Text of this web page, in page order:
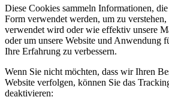
Diese Cookies sammeln Informationen,
Form verwendet werden, um zu
verwendet wird oder wie effektiv unsere
oder um unsere Website und Anwendung
Ihre Erfahrung zu verbessern.
Wenn Sie nicht möchten, dass wir Ihren
Website verfolgen, können Sie das
deaktivieren: